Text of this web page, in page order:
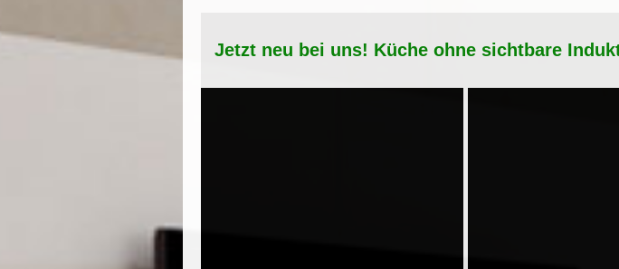
Jetzt neu bei uns! Küche ohne sichtbare